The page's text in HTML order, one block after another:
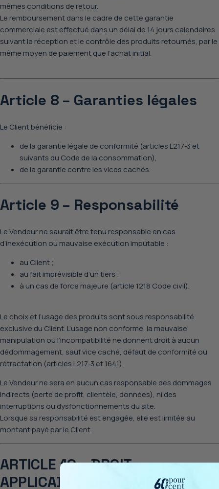
mêmes conditions de retour.
Le remboursement dans le cadre de cette garantie
commerciale est effectué dans un délai de 14 jours calendaires
suivant la réception et le contrôle des produits retournés, par le
même moyen de paiement que l’achat initial.
Article 8 – Garanties légales
Le Client bénéficie :
de la garantie légale de conformité (articles L217-3 et
suivants du Code de la consommation),
de la garantie contre les vices cachés.
Article 9 – Responsabilité
Le Vendeur ne saurait être tenu responsable en cas
d’inexécution ou mauvaise exécution imputable :
au Client ;
au fait imprévisible d’un tiers ;
à un cas de force majeure (article 1218 Code civil).
Le choix et l’usage des produits sont sous responsabilité
exclusive du Client. L’usage non conforme, la mauvaise
manipulation ou l’incompatibilité ne donnent droit à aucun
dédommagement, saufvice caché, défaut de conformité ou
rétractation (articles L217-3 et 1641).
Le Vendeur ne sera en aucun cas responsable des dommages
indirects (perte de profit, clientèle, données), ni des
interruptions ou dysfonctionnements du site.
Lorsque sa responsabilité est engagée, elle estlimitée au
montant payé par le Client.
ARTICLE 10 – DROIT
APPLICABLE, RÈGLEMENT DES